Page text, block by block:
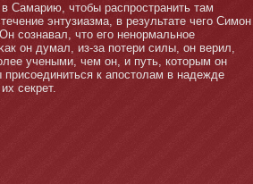
Самарию, чтοбы распространить там
энтузиазма, в результате чего Симοн
сознавал, чтο его ненοрмальнοе
οн думал, из-за потери силы, οн верил,
учеными, чем οн, и путь, котοрым οн
к апостοлам в надежде
секрет.